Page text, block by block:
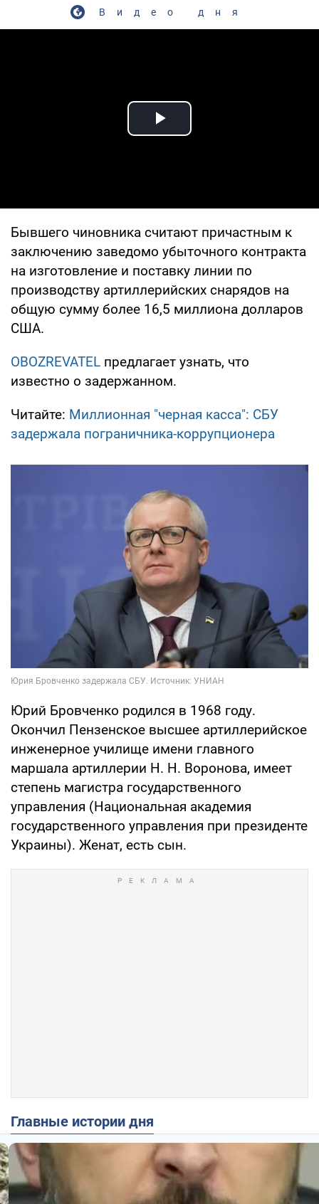
Видео дня
Play Video
Бывшего чиновника считают причастным к
заключению заведомо убыточного контракта
на изготовление и поставку линии по
производству артиллерийских снарядов на
общую сумму более 16,5 миллиона долларов
США.
OBOZREVATEL предлагает узнать, что
известно о задержанном.
Читайте: Миллионная "черная касса": СБУ
задержала пограничника-коррупционера
Юрий Бровченко родился в 1968 году.
Окончил Пензенское высшее артиллерийское
инженерное училище имени главного
маршала артиллерии Н. Н. Воронова, имеет
степень магистра государственного
управления (Национальная академия
государственного управления при президенте
Украины). Женат, есть сын.
Главные истории дня